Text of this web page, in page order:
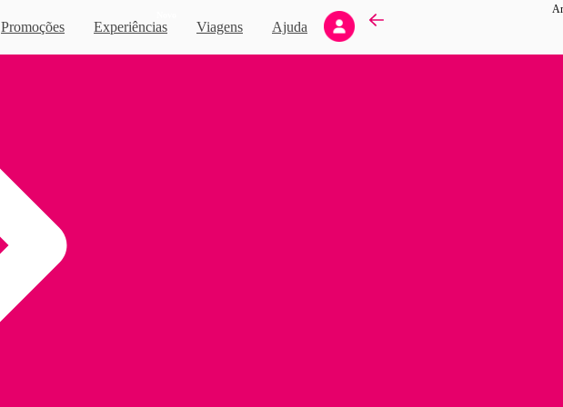
Promoções Experiências Viagens Ajuda